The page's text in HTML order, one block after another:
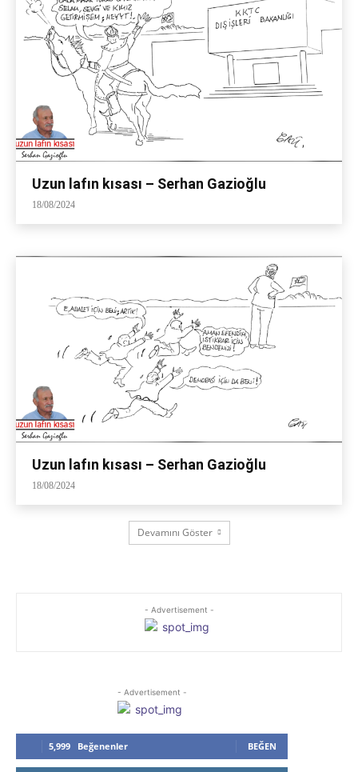
Uzun lafın kısası – Serhan Gazioğlu
18/08/2024
Uzun lafın kısası – Serhan Gazioğlu
18/08/2024
Devamını Göster
- Advertisement -
- Advertisement -
5,999 Beğenenler BEĞEN